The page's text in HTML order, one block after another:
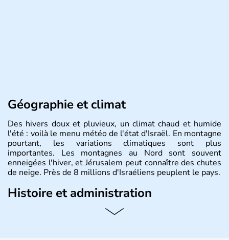
Géographie et climat
Des hivers doux et pluvieux, un climat chaud et humide
l'été : voilà le menu météo de l'état d'Israël. En montagne
pourtant, les variations climatiques sont plus
importantes. Les montagnes au Nord sont souvent
enneigées l'hiver, et Jérusalem peut connaître des chutes
de neige. Près de 8 millions d'Israéliens peuplent le pays.
Histoire et administration
L'Israël est un état de la partie est de la Méditerranée,